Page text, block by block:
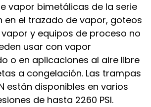
vapor bimetálicas de la serie
en el trazado de vapor, goteos
y equipos de proceso no
usar con vapor
o en aplicaciones al aire libre
a congelación. Las trampas
están disponibles en varios
de hasta 2260 PSI.